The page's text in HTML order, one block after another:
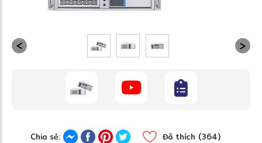
Chia sẻ: Đã thích (364)